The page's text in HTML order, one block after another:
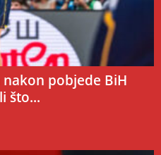
pobjede BiH
što...